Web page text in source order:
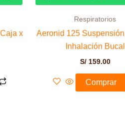
x
Respiratorios
Aeronid 125 Suspensión
Inhalación Bucal
S/159.00
Comprar